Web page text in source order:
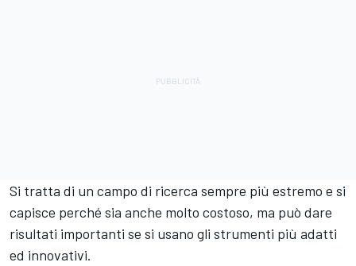
Si tratta di un campo di ricerca sempre più estremo e si
capisce perché sia anche molto costoso, ma può dare
risultati importanti se si usano gli strumenti più adatti
ed innovativi.